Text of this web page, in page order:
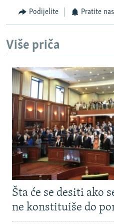
Podijelite Pratite nas
Više priča
Šta će se desiti ako
ne konstituiše do